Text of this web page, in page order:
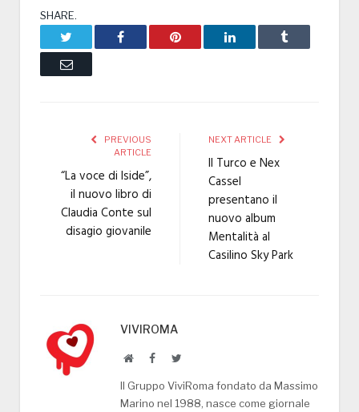
SHARE.
Facebook Pinterest LinkedIn Tumblr
Email
PREVIOUS
ARTICLE
“La voce di Iside”,
il nuovo libro di
Claudia Conte sul
disagio giovanile
NEXT ARTICLE
Il Turco e Nex
Cassel
presentano il
nuovo album
Mentalità al
Casilino Sky Park
VIVIROMA
WebsiteFacebookTwitter
Il Gruppo ViviRoma fondato da Massimo
Marino nel 1988, nasce come giornale